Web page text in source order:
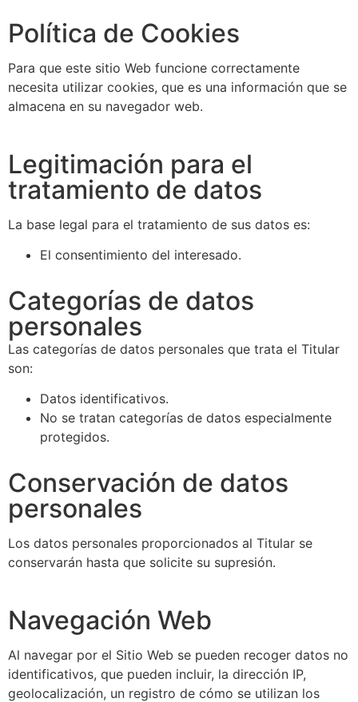
Política de Cookies
Para que este sitio Web funcione correctamente
necesita utilizar cookies, que es una información que se
almacena en su navegador web.
Legitimación para el
tratamiento de datos
La base legal para el tratamiento de sus datos es:
El consentimiento del interesado.
Categorías de datos
personales
Las categorías de datos personales que trata el Titular
son:
Datos identificativos.
No se tratan categorías de datos especialmente
protegidos.
Conservación de datos
personales
Los datos personales proporcionados al Titular se
conservarán hasta que solicite su supresión.
Navegación Web
Al navegar por el Sitio Web se pueden recoger datos no
identificativos, que pueden incluir, la dirección IP,
geolocalización, un registro de cómo se utilizan los